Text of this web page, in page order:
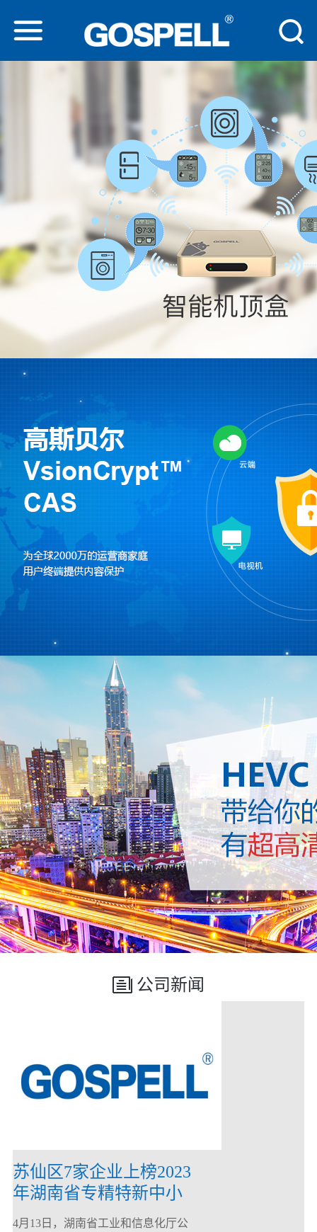
公司新闻
苏仙区7家企业上榜2023
年湖南省专精特新中小
企业
4月13日，湖南省工业和信息化厅公